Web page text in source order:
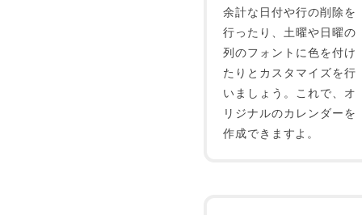
余計な日付や行の削除を
行ったり、土曜や日曜の
列のフォントに色を付け
たりとカスタマイズを行
いましょう。これで、オ
リジナルのカレンダーを
作成できますよ。